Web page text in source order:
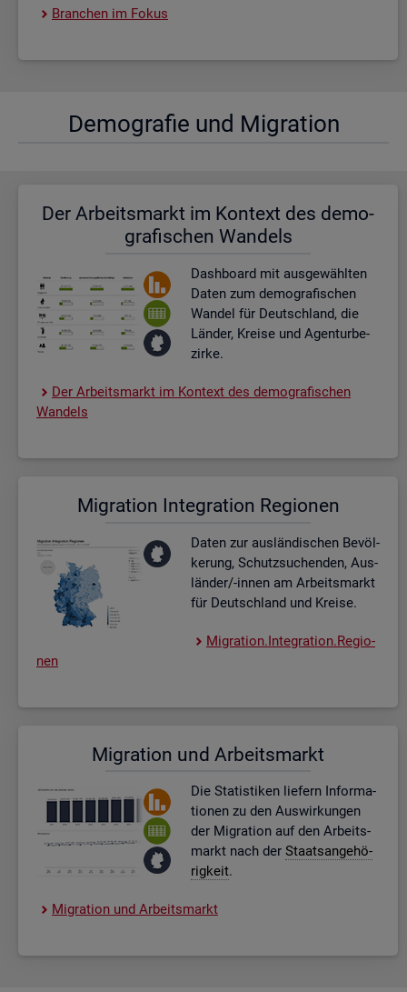
Bran­chen im Fokus
De­mo­gra­fie und Mi­gra­ti­on
Der Ar­beits­markt im Kon­text des de­mo­
gra­fi­schen Wan­dels
Dash­board mit aus­ge­wähl­ten
Daten zum de­mo­gra­fi­schen
Wan­del für Deutsch­land, die
Län­der, Krei­se und Agen­tur­be­
zir­ke.
Der Ar­beits­markt im Kon­text des de­mo­gra­fi­schen
Wan­dels
Mi­gra­ti­on In­te­gra­ti­on Re­gio­nen
Daten zur aus­län­di­schen Be­völ­
ke­rung, Schutz­su­chen­den, Aus­
län­der/-innen am Ar­beits­markt
für Deutsch­land und Krei­se.
Mi­gra­ti­on.In­te­gra­ti­on.Re­gio­
nen
Mi­gra­ti­on und Ar­beits­markt
Die Sta­tis­ti­ken lie­fern In­for­ma­
tio­nen zu den Aus­wir­kun­gen
der Mi­gra­ti­on auf den Ar­beits­
markt nach der Staats­an­ge­hö­
rig­keit.
Mi­gra­ti­on und Ar­beits­markt